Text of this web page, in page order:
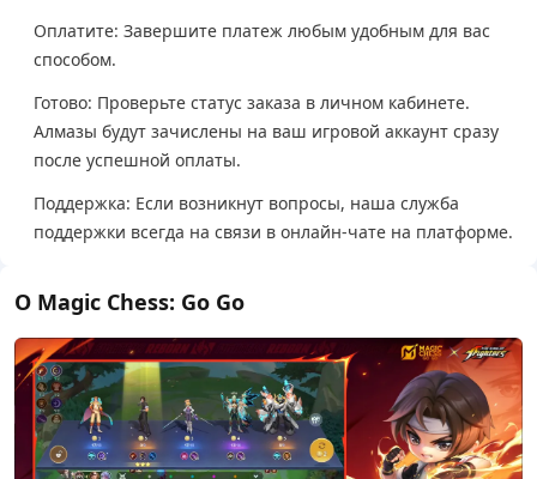
Оплатите: Завершите платеж любым удобным для вас
способом.
Готово: Проверьте статус заказа в личном кабинете.
Алмазы будут зачислены на ваш игровой аккаунт сразу
после успешной оплаты.
Поддержка: Если возникнут вопросы, наша служба
поддержки всегда на связи в онлайн-чате на платформе.
О Magic Chess: Go Go